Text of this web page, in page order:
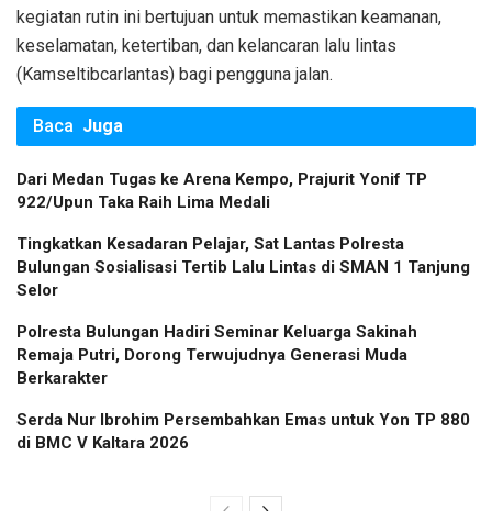
kegiatan rutin ini bertujuan untuk memastikan keamanan,
keselamatan, ketertiban, dan kelancaran lalu lintas
(Kamseltibcarlantas) bagi pengguna jalan.
Baca Juga
Dari Medan Tugas ke Arena Kempo, Prajurit Yonif TP
922/Upun Taka Raih Lima Medali
Tingkatkan Kesadaran Pelajar, Sat Lantas Polresta
Bulungan Sosialisasi Tertib Lalu Lintas di SMAN 1 Tanjung
Selor
Polresta Bulungan Hadiri Seminar Keluarga Sakinah
Remaja Putri, Dorong Terwujudnya Generasi Muda
Berkarakter
Serda Nur Ibrohim Persembahkan Emas untuk Yon TP 880
di BMC V Kaltara 2026